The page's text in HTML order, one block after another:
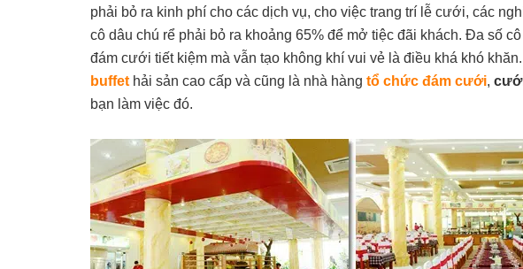
phải bỏ ra kinh phí cho các dịch vụ, cho việc trang trí lễ cưới, các
cô dâu chú rể phải bỏ ra khoảng 65% để mở tiệc đãi khách. Đa số
đám cưới tiết kiệm mà vẫn tạo không khí vui vẻ là điều khá khó
buffet hải sản cao cấp và cũng là nhà hàng tổ chức đám cưới,
bạn làm việc đó.